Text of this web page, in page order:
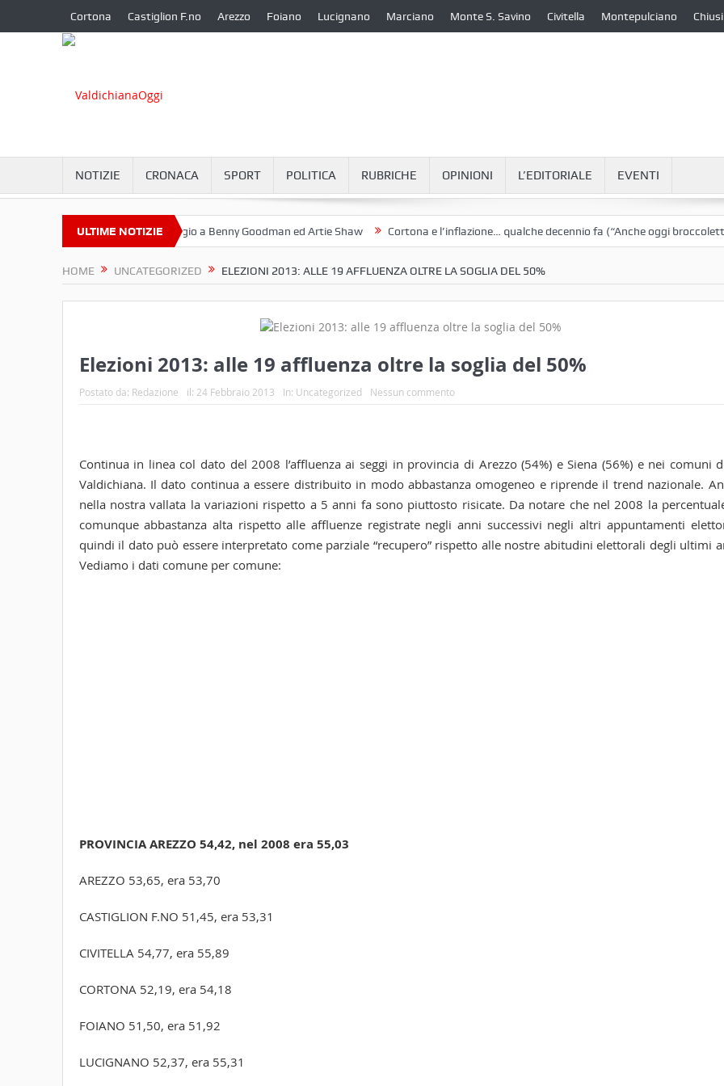
Cortona Castiglion F.no Arezzo Foiano Lucignano Marciano Monte S. Savino Civitella Montepulciano Chiusi
NOTIZIE CRONACA SPORT POLITICA RUBRICHE OPINIONI L’EDITORIALE EVENTI
ULTIME NOTIZIE
a Camucia? Omaggio a Benny Goodman ed Artie Shaw Cortona e l’inflazione… qualche decennio fa (“Anche oggi broccoletti e
HOME UNCATEGORIZED ELEZIONI 2013: ALLE 19 AFFLUENZA OLTRE LA SOGLIA DEL 50%
Elezioni 2013: alle 19 affluenza oltre la soglia del 50%
Postato da: Redazione il: 24 Febbraio 2013 In: Uncategorized Nessun commento
Continua in linea col dato del 2008 l’affluenza ai seggi in provincia di Arezzo (54%) e Siena (56%) e nei comuni
Valdichiana. Il dato continua a essere distribuito in modo abbastanza omogeneo e riprende il trend nazionale.
nella nostra vallata la variazioni rispetto a 5 anni fa sono piuttosto risicate. Da notare che nel 2008 la
comunque abbastanza alta rispetto alle affluenze registrate negli anni successivi negli altri appuntamenti
quindi il dato può essere interpretato come parziale “recupero” rispetto alle nostre abitudini elettorali degli ultimi
Vediamo i dati comune per comune:
PROVINCIA AREZZO 54,42, nel 2008 era 55,03
AREZZO 53,65, era 53,70
CASTIGLION F.NO 51,45, era 53,31
CIVITELLA 54,77, era 55,89
CORTONA 52,19, era 54,18
FOIANO 51,50, era 51,92
LUCIGNANO 52,37, era 55,31